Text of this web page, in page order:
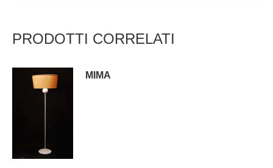
PRODOTTI CORRELATI
MIMA